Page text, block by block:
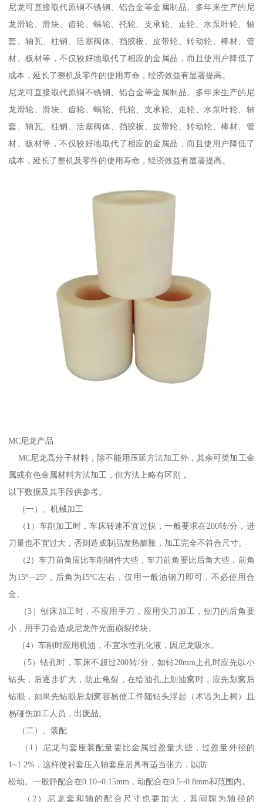
尼龙可直接取代原铜不锈钢、铝合金等金属制品。多年来生产的尼
龙滑轮、滑块、齿轮、蜗轮、托轮、支承轮、走轮、水泵叶轮、轴
套、轴瓦、柱销、活塞阀体、挡胶板、皮带轮、转动轮、棒材、管
材、板材等，不仅较好地取代了相应的金属品，而且使用户降低了
成本，延长了整机及零件的使用寿命，经济效益有显著提高。
尼龙可直接取代原铜不锈钢、铝合金等金属制品。多年来生产的尼
龙滑轮、滑块、齿轮、蜗轮、托轮、支承轮、走轮、水泵叶轮、轴
套、轴瓦、柱销、活塞阀体、挡胶板、皮带轮、转动轮、棒材、管
材、板材等，不仅较好地取代了相应的金属品，而且使用户降低了
成本，延长了整机及零件的使用寿命，经济效益有显著提高。
MC尼龙产品
MC尼龙高分子材料，除不能用压延方法加工外，其余可类加工金
属或有色金属材料方法加工，但方法上略有区别，
以下数据及其手段供参考。
（一）、机械加工
（1）车削加工时，车床转速不宜过快，一般要求在200转/分，进
刀量也不宜过大，否则造成制品发热膨胀，加工完全不符合尺寸。
（2）车刀前角应比车削钢件大些，车刀前角要比后角大些，前角
为15º—25º，后角为15ºC左右，仅用一般油钢刀即可，不必使用合
金。
（3）刨床加工时，不应用手刀，应用尖刀加工，刨刀的后角要
小，用手刀会造成尼龙件光面崩裂掉块。
（4）车削时应用机油，不宜水性乳化液，因尼龙吸水。
（5）钻孔时，车床不超过200转/分，如钻20mm上孔时应先以小
钻头，后逐步扩大，防止龟裂，在给油孔上划油窝时，应先划窝后
钻眼，如果先钻眼后划窝容易使工件随钻头浮起（术语为上树）且
易碰伤加工人员，出废品。
（二）、装配
（1）尼龙与套座装配量要比金属过盈量大些，过盈量外径的
1~1.2%，这样使衬套压入轴套座后具有适当张力，以防
松动。一般静配合在0.10~0.15mm，动配合在0.5~0.8mm和范围内。
（2）尼龙套和轴的配合尺寸也要加大，其间隙为轴径的